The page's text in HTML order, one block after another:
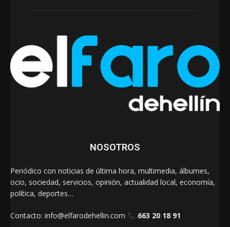
NOSOTROS
Periódico con noticias de última hora, multimedia, álbumes,
ocio, sociedad, servicios, opinión, actualidad local, economía,
política, deportes…
Contacto: info@elfarodehellin.com 663 20 18 91